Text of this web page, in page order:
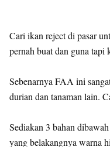
Cari ikan reject di pasar
pernah buat dan guna tapi
Sebenarnya FAA ini
durian dan tanaman lain.
Sediakan 3 bahan
yang belakangnya warna